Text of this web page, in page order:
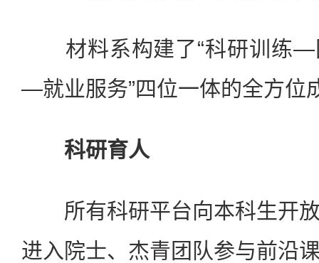
材料系构建了“科研训练—
—就业服务”四位一体的全方位
科研育人
所有科研平台向本科生开放
进入院士、杰青团队参与前沿